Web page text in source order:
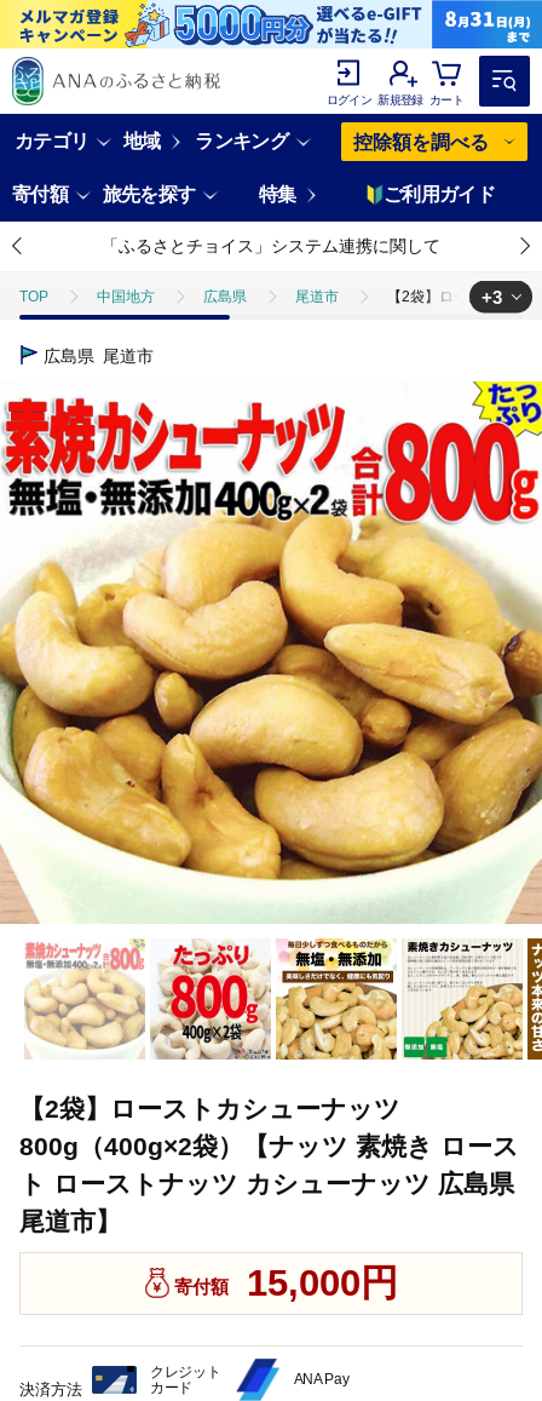
ログイン 新規登録 カート
カテゴリ 地域 ランキング 控除額を調べる
寄付額 旅先を探す 特集 ご利用ガイド
「ふるさとチョイス」システム連携に関して
TOP 中国地方 広島県 尾道市 【2袋】ローストカシ
TOP
【2袋】ロース
TOP パン・菓子類 洋菓子 ほかの洋菓子 【2袋】ロ
+3
広島県 尾道市
【2袋】ローストカシューナッツ
800g（400g×2袋）【ナッツ 素焼き ロース
ト ローストナッツ カシューナッツ 広島県
尾道市】
寄付額 15,000円
決済方法
クレジット
カード
ANA Pay